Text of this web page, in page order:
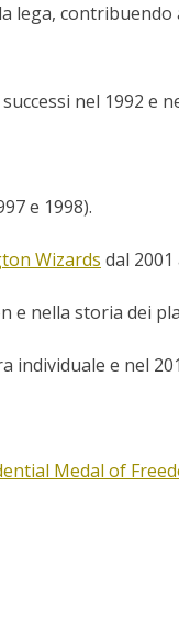
lega,
nel 1992 e
e 1998).
Wizards dal
e nella storia dei
individuale e nel
Medal of